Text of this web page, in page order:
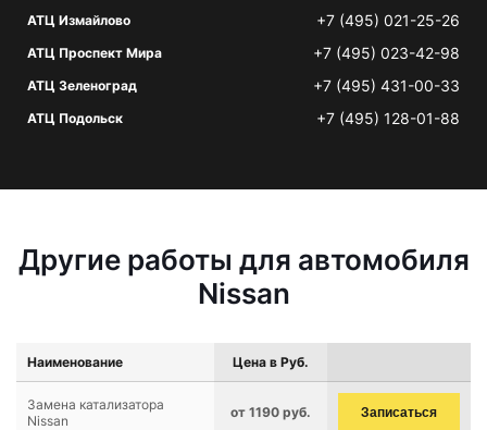
АТЦ Измайлово +7 (495) 021-25-26
АТЦ Проспект Мира +7 (495) 023-42-98
АТЦ Зеленоград +7 (495) 431-00-33
АТЦ Подольск +7 (495) 128-01-88
Другие работы для автомобиля
Nissan
Наименование Цена в Руб.
Замена катализатора
Nissan
от 1190 руб. Записаться